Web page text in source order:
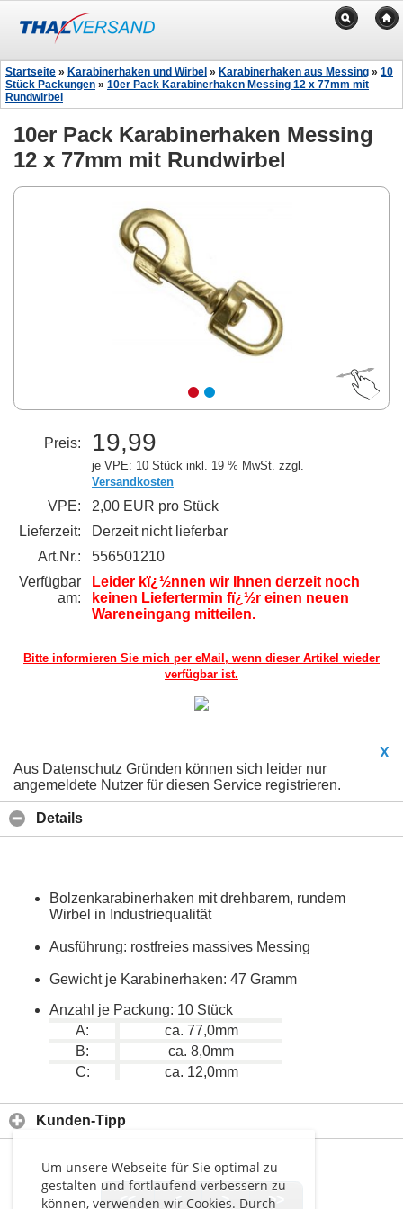
Um unsere Webseite für Sie optimal zu
gestalten und fortlaufend verbessern zu
können, verwenden wir Cookies. Durch
Startseite » Karabinerhaken und Wirbel » Karabinerhaken aus Messing » 10
Stück Packungen » 10er Pack Karabinerhaken Messing 12 x 77mm mit
Rundwirbel
10er Pack Karabinerhaken Messing
12 x 77mm mit Rundwirbel
Preis: 19,99
je VPE: 10 Stück inkl. 19 % MwSt. zzgl.
Versandkosten
VPE:
2,00 EUR pro Stück
Lieferzeit:
Derzeit nicht lieferbar
Art.Nr.:
556501210
Verfügbar
am:
Leider kï¿½nnen wir Ihnen derzeit noch
keinen Liefertermin fï¿½r einen neuen
Wareneingang mitteilen.
Bitte informieren Sie mich per eMail, wenn dieser Artikel wieder
verfügbar ist.
X
Aus Datenschutz Gründen können sich leider nur
angemeldete Nutzer für diesen Service registrieren.
Details
Bolzenkarabinerhaken mit drehbarem, rundem
Wirbel in Industriequalität
Ausführung: rostfreies massives Messing
Gewicht je Karabinerhaken: 47 Gramm
Anzahl je Packung: 10 Stück
A:
ca. 77,0mm
B:
ca. 8,0mm
C:
ca. 12,0mm
Kunden-Tipp
<< < > >>